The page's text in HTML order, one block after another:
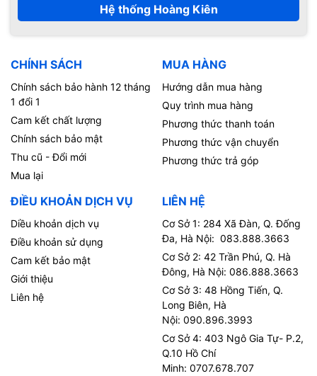
Hệ thống Hoàng Kiên
CHÍNH SÁCH
Chính sách bảo hành 12 tháng
1 đổi 1
Cam kết chất lượng
Chính sách bảo mật
Thu cũ - Đổi mới
Mua lại
MUA HÀNG
Hướng dẫn mua hàng
Quy trình mua hàng
Phương thức thanh toán
Phương thức vận chuyển
Phương thức trả góp
ĐIỀU KHOẢN DỊCH VỤ
Diều khoản dịch vụ
Điều khoản sử dụng
Cam kết bảo mật
Giới thiệu
Liên hệ
LIÊN HỆ
Cơ Sở 1: 284 Xã Đàn, Q. Đống
Đa, Hà Nội: 083.888.3663
Cơ Sở 2: 42 Trần Phú, Q. Hà
Đông, Hà Nội: 086.888.3663
Cơ Sở 3: 48 Hồng Tiến, Q.
Long Biên, Hà
Nội: 090.896.3993
Cơ Sở 4: 403 Ngô Gia Tự- P.2,
Q.10 Hồ Chí
Minh: 0707.678.707